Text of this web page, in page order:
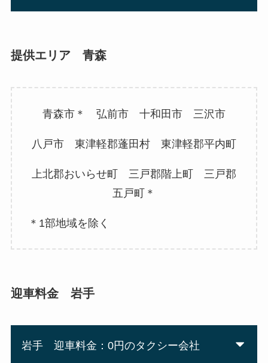
提供エリア 青森
青森市＊ 弘前市 十和田市 三沢市
八戸市 東津軽郡蓬田村 東津軽郡平内町
上北郡おいらせ町 三戸郡階上町 三戸郡
五戸町＊
＊1部地域を除く
迎車料金 岩手
岩手 迎車料金：0円のタクシー会社